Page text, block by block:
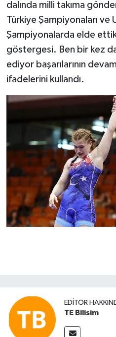
dalında milli takıma
Türkiye Şampiyonaları ve
Şampiyonalarda elde
göstergesi. Ben bir kez
ediyor başarılarının
ifadelerini kullandı.
EDITÖR
TE Bilisim